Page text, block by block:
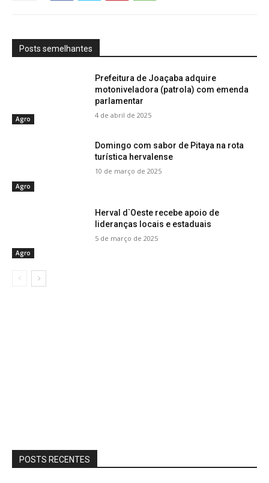
Posts semelhantes
Agro
Prefeitura de Joaçaba adquire
motoniveladora (patrola) com emenda
parlamentar
4 de abril de 2025
Agro
Domingo com sabor de Pitaya na rota
turística hervalense
10 de março de 2025
Agro
Herval d`Oeste recebe apoio de
lideranças locais e estaduais
5 de março de 2025
POSTS RECENTES